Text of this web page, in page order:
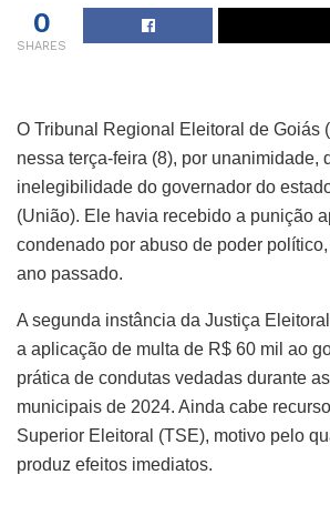
0
SHARES
O Tribunal Regional Eleitoral de Goiás
nessa terça-feira (8), por unanimidade,
inelegibilidade do governador do
(União). Ele havia recebido a punição
condenado por abuso de poder
ano passado.
A segunda instância da Justiça
a aplicação de multa de R$ 60 mil ao
prática de condutas vedadas durante
municipais de 2024. Ainda cabe
Superior Eleitoral (TSE), motivo pelo
produz efeitos imediatos.